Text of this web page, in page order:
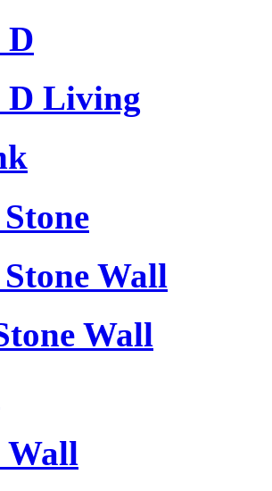
Living
Wall
Wall
Wall